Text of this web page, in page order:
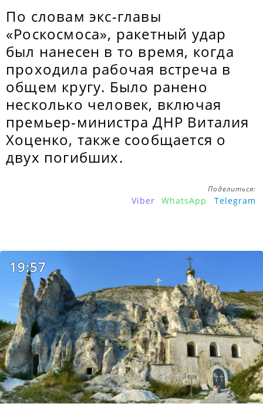
По словам экс-главы
«Роскосмоса», ракетный удар
был нанесен в то время, когда
проходила рабочая встреча в
общем кругу. Было ранено
несколько человек, включая
премьер-министра ДНР Виталия
Хоценко, также сообщается о
двух погибших.
Поделиться:
Viber WhatsApp Telegram
19:57